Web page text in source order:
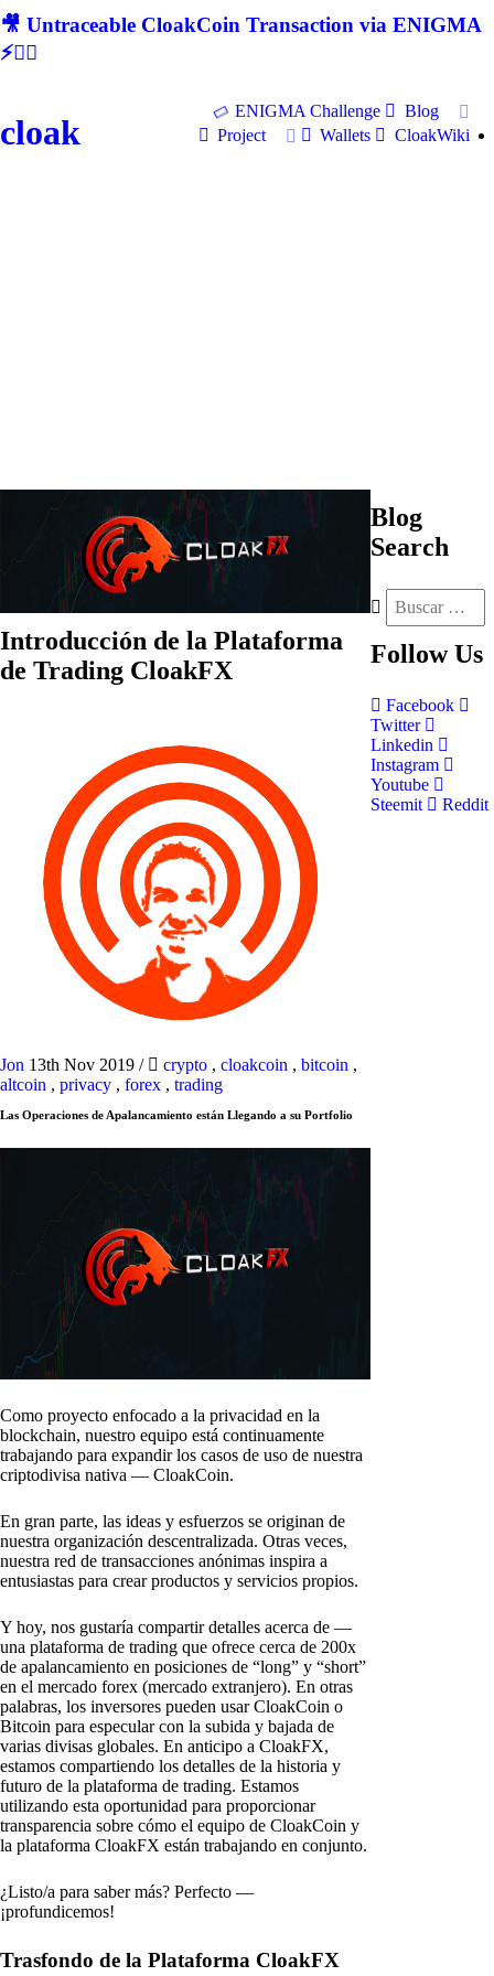
🎥 Untraceable CloakCoin Transaction via ENIGMA
⚡🕵‍♂
cloak
ENIGMA Challenge
Blog
Project
Wallets CloakWiki
Introducción de la Plataforma
de Trading CloakFX
Jon 13th Nov 2019 / crypto , cloakcoin , bitcoin ,
altcoin , privacy , forex , trading
Las Operaciones de Apalancamiento están Llegando a su Portfolio
Como proyecto enfocado a la privacidad en la
blockchain, nuestro equipo está continuamente
trabajando para expandir los casos de uso de nuestra
criptodivisa nativa — CloakCoin.
En gran parte, las ideas y esfuerzos se originan de
nuestra organización descentralizada. Otras veces,
nuestra red de transacciones anónimas inspira a
entusiastas para crear productos y servicios propios.
Y hoy, nos gustaría compartir detalles acerca de —
una plataforma de trading que ofrece cerca de 200x
de apalancamiento en posiciones de “long” y “short”
en el mercado forex (mercado extranjero). En otras
palabras, los inversores pueden usar CloakCoin o
Bitcoin para especular con la subida y bajada de
varias divisas globales. En anticipo a CloakFX,
estamos compartiendo los detalles de la historia y
futuro de la plataforma de trading. Estamos
utilizando esta oportunidad para proporcionar
transparencia sobre cómo el equipo de CloakCoin y
la plataforma CloakFX están trabajando en conjunto.
¿Listo/a para saber más? Perfecto —
¡profundicemos!
Trasfondo de la Plataforma CloakFX
Blog
Search
Follow Us
Facebook
Twitter
Linkedin
Instagram
Youtube
Steemit
Reddit